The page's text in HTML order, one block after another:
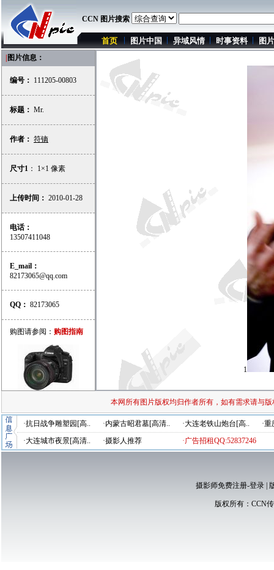
CCN 图片搜索
首页 图片中国 异域风情 时事资料 图
图片信息：
编号： 111205-00803
标题： Mr.
作者： 符镝
尺寸1 ： 1×1 像素
上传时间： 2010-01-28
电话：
13507411048
E_mail：
82173065@qq.com
QQ： 82173065
购图请参阅： 购图指南
1
本网所有图片版权均归作者所有，如有需求请与
·抗日战争雕塑园[高.. ·内蒙古昭君墓[高清.. ·大连老铁山炮台[高..
·
·大连城市夜景[高清..
·摄影人推荐 ·广告招租QQ:52837246
摄影师免费注册-登录|
版权所有： CCN